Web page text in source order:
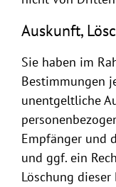
Auskunft,
Sie haben im
Bestimmungen
unentgeltliche
Empfänger und
und ggf. ein
Löschung